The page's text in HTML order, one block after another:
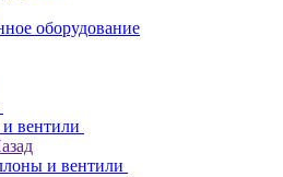
оборудование
вентили
и вентили